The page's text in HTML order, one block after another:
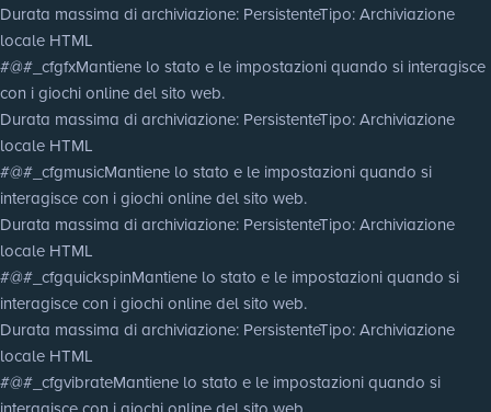
Durata massima di archiviazione: PersistenteTipo: Archiviazione
locale HTML
#@#_cfgfxMantiene lo stato e le impostazioni quando si interagisce
con i giochi online del sito web.
Durata massima di archiviazione: PersistenteTipo: Archiviazione
locale HTML
#@#_cfgmusicMantiene lo stato e le impostazioni quando si
interagisce con i giochi online del sito web.
Durata massima di archiviazione: PersistenteTipo: Archiviazione
locale HTML
#@#_cfgquickspinMantiene lo stato e le impostazioni quando si
interagisce con i giochi online del sito web.
Durata massima di archiviazione: PersistenteTipo: Archiviazione
locale HTML
#@#_cfgvibrateMantiene lo stato e le impostazioni quando si